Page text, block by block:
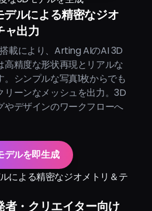
ルによる精密なジオ
ャ出力
載により、Arting AIのAI 3D
高精度な形状再現とリアルな
シンプルな写真1枚からでも
リーンなメッシュを出力。3D
やデザインのワークフローへ
デルを即生成
者・クリエイター向け